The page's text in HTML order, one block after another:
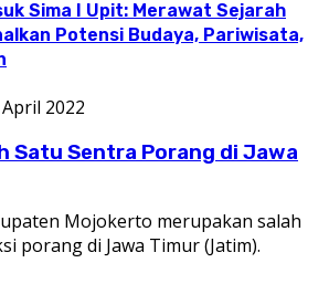
Sima I Upit: Merawat Sejarah
Potensi Budaya, Pariwisata,
April 2022
Satu Sentra Porang di Jawa
Mojokerto merupakan salah
porang di Jawa Timur (Jatim).